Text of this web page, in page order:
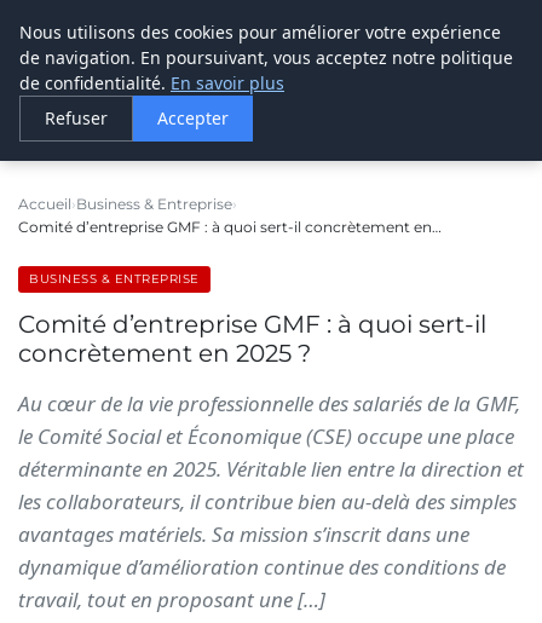
LE WEBMARKETING
Accueil Business & Entreprise
Comité d’entreprise GMF : à quoi sert-il concrètement en…
BUSINESS & ENTREPRISE
Comité d’entreprise GMF : à quoi sert-il
concrètement en 2025 ?
Au cœur de la vie professionnelle des salariés de la GMF,
le Comité Social et Économique (CSE) occupe une place
déterminante en 2025. Véritable lien entre la direction et
les collaborateurs, il contribue bien au-delà des simples
avantages matériels. Sa mission s’inscrit dans une
dynamique d’amélioration continue des conditions de
travail, tout en proposant une […]
Nous utilisons des cookies pour améliorer votre expérience
de navigation. En poursuivant, vous acceptez notre politique
de confidentialité. En savoir plus
Refuser
Accepter